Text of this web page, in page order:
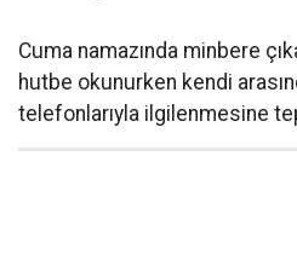
Cuma namazında minbere
hutbe okunurken kendi
telefonlarıyla ilgilenmesine